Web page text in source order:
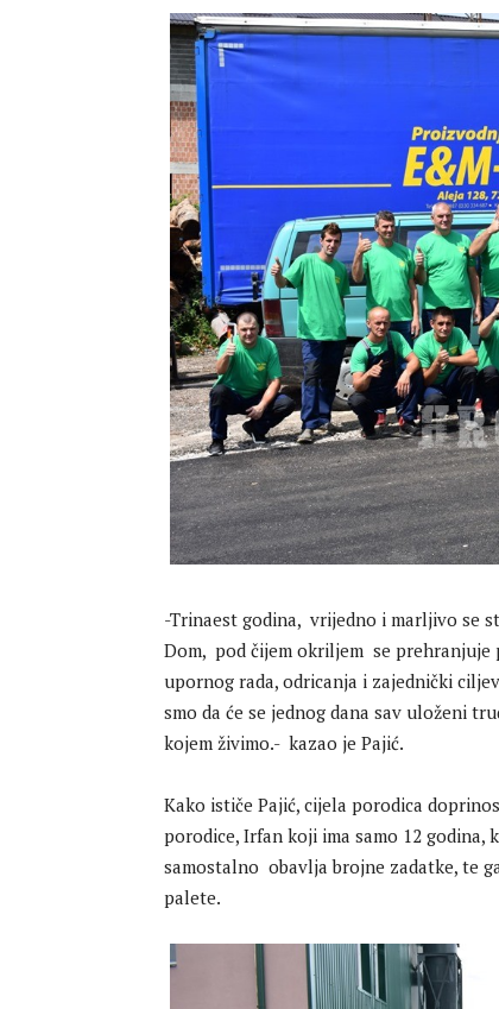
-Trinaest godina, vrijedno i marljivo se
Dom, pod čijem okriljem se prehranjuje
upornog rada, odricanja i zajednički
smo da će se jednog dana sav uloženi
kojem živimo.- kazao je Pajić.
Kako ističe Pajić, cijela porodica
porodice, Irfan koji ima samo 12
samostalno obavlja brojne zadatke, te
palete.